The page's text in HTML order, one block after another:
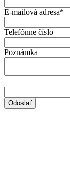
E-mailová adresa*
Telefónne číslo
Poznámka